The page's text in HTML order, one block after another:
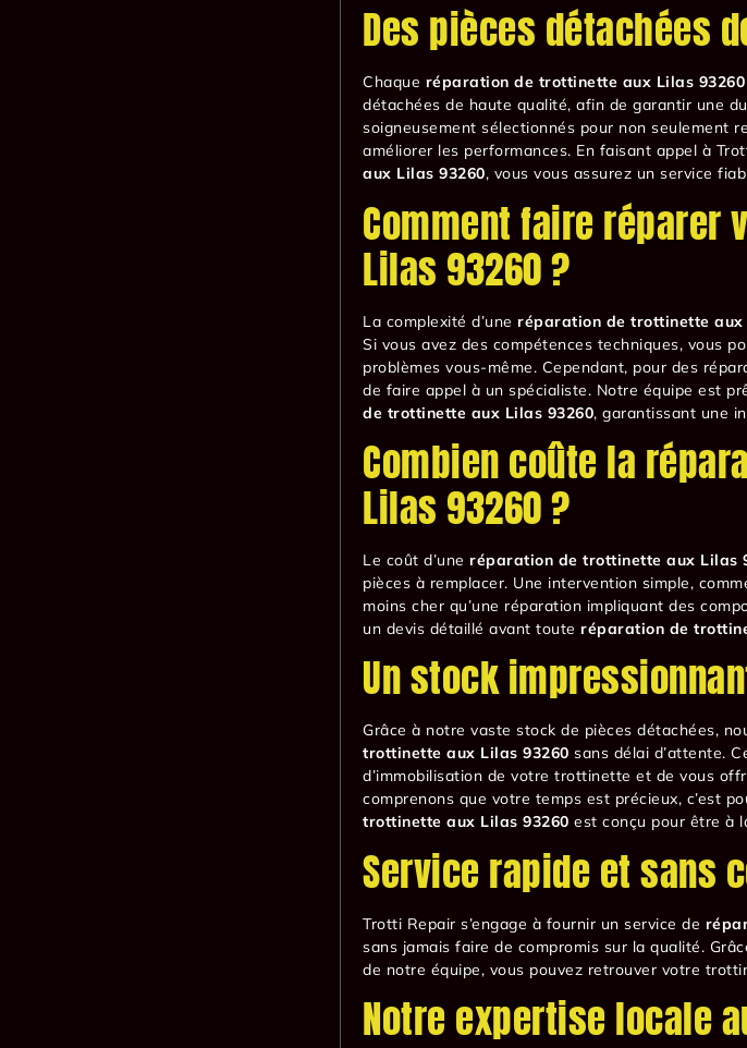
Des pièces détachées
Chaque réparation de trottinette aux Lilas 93260
détachées de haute qualité, afin de garantir une
soigneusement sélectionnés pour non seulement
améliorer les performances. En faisant appel à
aux Lilas 93260, vous vous assurez un service
Comment faire
Lilas 93260 ?
La complexité d’une réparation de trottinette aux
Si vous avez des compétences techniques, vous
problèmes vous-même. Cependant, pour des
de faire appel à un spécialiste. Notre équipe est
de trottinette aux Lilas 93260, garantissant une
Combien coûte la
Lilas 93260 ?
Le coût d’une réparation de trottinette aux Lilas
pièces à remplacer. Une intervention simple,
moins cher qu’une réparation impliquant des
un devis détaillé avant toute réparation de
Un stock
Grâce à notre vaste stock de pièces détachées,
trottinette aux Lilas 93260 sans délai d’attente.
d’immobilisation de votre trottinette et de vous
comprenons que votre temps est précieux, c’est
trottinette aux Lilas 93260 est conçu pour être à
Service rapide et sans
Trotti Repair s’engage à fournir un service de
sans jamais faire de compromis sur la qualité.
de notre équipe, vous pouvez retrouver votre
Notre expertise locale